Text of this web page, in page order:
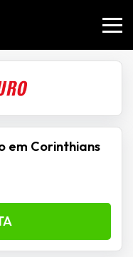
em Corinthians